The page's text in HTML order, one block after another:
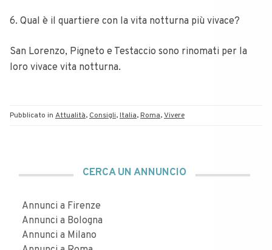
6. Qual è il quartiere con la vita notturna più vivace?
San Lorenzo, Pigneto e Testaccio sono rinomati per la
loro vivace vita notturna.
Pubblicato in Attualità, Consigli,Italia,Roma,Vivere
CERCA UN ANNUNCIO
Annunci a Firenze
Annunci a Bologna
Annunci a Milano